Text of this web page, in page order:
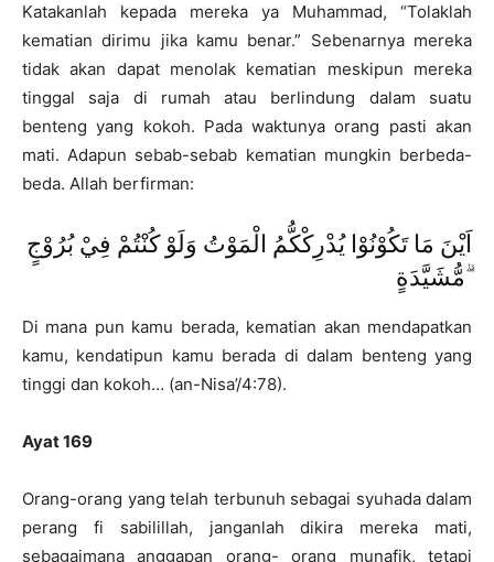
Katakanlah kepada mereka ya Muhammad, “Tolaklah
kematian dirimu jika kamu benar.” Sebenarnya mereka
tidak akan dapat menolak kematian meskipun mereka
tinggal saja di rumah atau berlindung dalam suatu
benteng yang kokoh. Pada waktunya orang pasti akan
mati. Adapun sebab-sebab kematian mungkin berbeda-
beda. Allah berfirman:
اَيْنَ مَا تَكُوْنُوْا يُدْرِكْكُّمُ الْمَوْتُ وَلَوْ كُنْتُمْ فِيْ بُرُوْجٍ
مُّشَيَّدَةٍ ۗ
Di mana pun kamu berada, kematian akan mendapatkan
kamu, kendatipun kamu berada di dalam benteng yang
tinggi dan kokoh… (an-Nisa’/4:78).
Ayat 169
Orang-orang yang telah terbunuh sebagai syuhada dalam
perang fi sabilillah, janganlah dikira mereka mati,
sebagaimana anggapan orang- orang munafik, tetapi